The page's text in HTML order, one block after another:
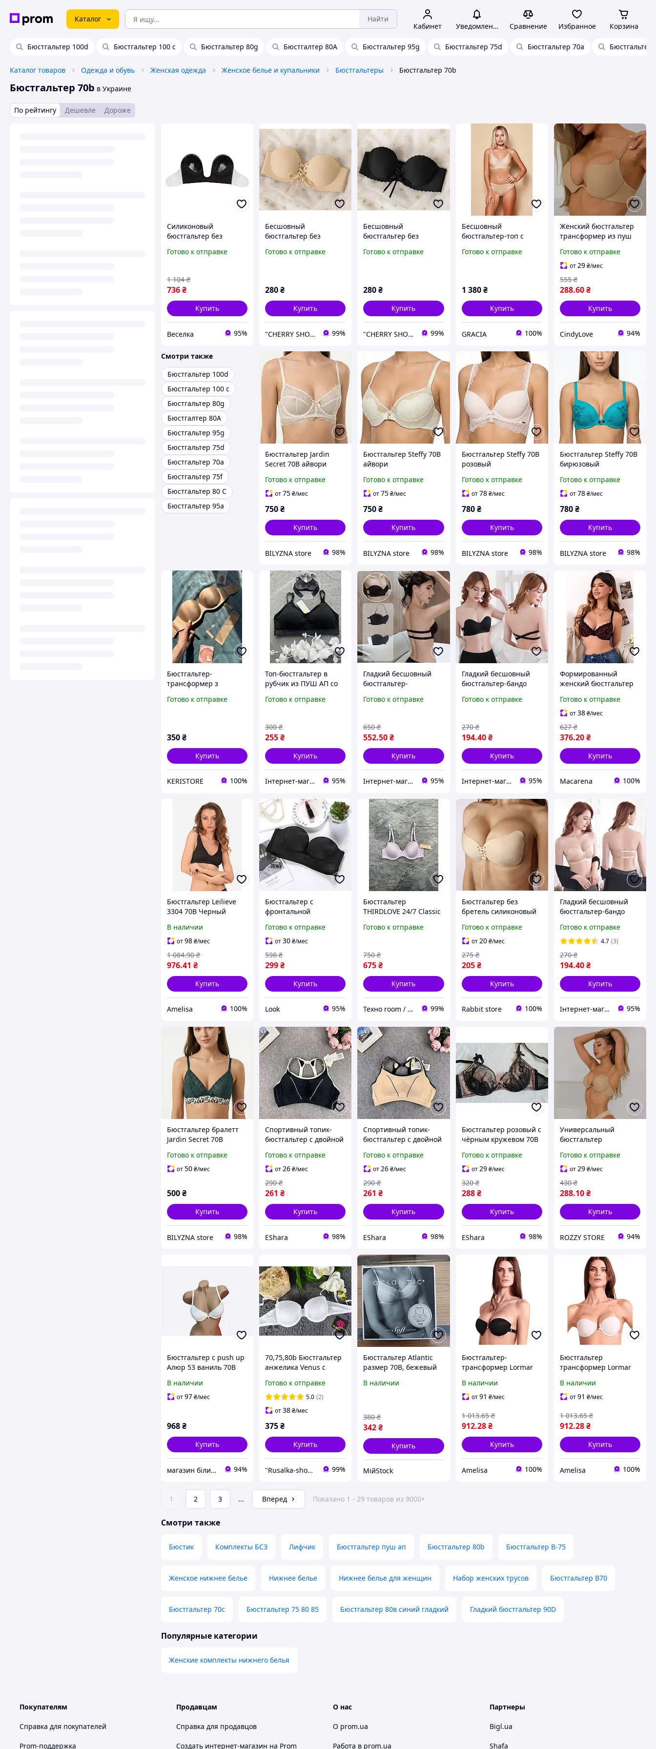
Каталог Найти
Кабинет Уведомления Сравнение Избранное Корзина
Бюстгальтер 100d Бюстгальтер 100 с Бюстгальтер 80g Бюстгалтер 80А Бюстгальтер 95g Бюстгальтер 75d Бюстгальтер 70а Бюстгальтер
Каталог товаров Одежда и обувь Женская одежда Женское белье и купальники Бюстгальтеры Бюстгальтер 70b
Бюстгальтер 70b в Украине
По рейтингу Дешевле Дороже
Силиконовый
бюстгальтер без
вырезом для вечерних
Черный C 32/70C
34/75C 36/80B 40/90B
FLAME
Готово к отправке
736₴
1 104 ₴
Купить
Веселка 95%
Бесшовный
бюстгальтер без
апом. Бежевый (на
Готово к отправке
280₴
Купить
"CHERRY SHOP" Косметика, женская одежда и аксессуары 99%
Бесшовный
бюстгальтер без
апом. Черный (на
Готово к отправке
280₴
Купить
"CHERRY SHOP" Косметика, женская одежда и аксессуары 99%
Бесшовный
бюстгальтер-топ с
бретелях без косточек
Готово к отправке
1 380 ₴
Купить
GRACIA 100%
Женский бюстгальтер
трансформер из пуш
глубокого декольте с
дополнительной
бретелькой Бежевый
70B
Готово к отправке
от29₴/мес
288.60₴
555 ₴
Купить
CindyLove 94%
Смотри также
Бюстгальтер 100d
Бюстгальтер 100 с
Бюстгальтер 80g
Бюстгалтер 80А
Бюстгальтер 95g
Бюстгальтер 75d
Бюстгальтер 70а
Бюстгальтер 75f
Бюстгальтер 80 С
Бюстгальтер 95а
Бюстгальтер Jardin
Secret 70B айвори
Готово к отправке
от75₴/мес
750₴
Купить
BILYZNA store 98%
Бюстгальтер Steffy 70B
айвори
Готово к отправке
от75₴/мес
750₴
Купить
BILYZNA store 98%
Бюстгальтер Steffy 70B
розовый
Готово к отправке
от78 ₴/мес
780 ₴
Купить
BILYZNA store 98%
Бюстгальтер Steffy 70B
бирюзовый
Готово к отправке
от78₴/мес
780₴
Купить
BILYZNA store 98%
Бюстгальтер-
трансформер з
збільшенням грудей
Готово к отправке
350₴
Купить
KERISTORE 100%
Топ-бюстгальтер в
рубчик из ПУШ АП со
крючках черный
Готово к отправке
255₴
300 ₴
Купить
Інтернет-магазин товарів для дому "The Rechi" 95%
Гладкий бесшовный
бюстгальтер-
ТРОЙНЫМ ПУШ АП
Готово к отправке
552.50₴
650 ₴
Купить
Інтернет-магазин товарів для дому "The Rechi" 95%
Гладкий бесшовный
бюстгальтер-бандо
черный 70АВ-75АВ
Готово к отправке
194.40 ₴
270 ₴
Купить
Інтернет-магазин товарів для дому "The Rechi" 95%
Формированный
женский бюстгальтер
эффектом push up
Elegant Comfort (1998-
Macarena (70B)
Готово к отправке
от38₴/мес
376.20₴
627 ₴
Купить
Macarena 100%
Бюстгальтер Leilieve
3304 70B Черный
В наличии
от98₴/мес
976.41 ₴
1 084.90 ₴
Купить
Amelisa 100%
Бюстгальтер с
фронтальной
спереди и сзади,
Черный 70A/B
Готово к отправке
от30₴/мес
299₴
598 ₴
Купить
Look 95%
Бюстгальтер
THIRDLOVE 24/7 Classic
Размер 34H - 75H
Готово к отправке
675₴
750 ₴
Купить
Техно room / Brenda Lingerie 99%
Бюстгальтер без
бретель силиконовый
(85A, 70B, 75B, 80B, 70C)
Готово к отправке
от20 ₴/мес
205 ₴
275 ₴
Купить
Rabbit store 100%
Гладкий бесшовный
бюстгальтер-бандо
бежевый 70АВ-75АВ
Готово к отправке
4.7 (3)
194.40₴
270 ₴
Купить
Інтернет-магазин товарів для дому "The Rechi" 95%
Бюстгальтер бралетт
Jardin Secret 70B
Готово к отправке
от50₴/мес
500₴
Купить
BILYZNA store 98%
Спортивный топик-
бюстгальтер с двойной
Готово к отправке
от26₴/мес
261 ₴
290 ₴
Купить
EShara 98%
Спортивный топик-
бюстгальтер с двойной
бежевый
Готово к отправке
от26₴/мес
261 ₴
290 ₴
Купить
EShara 98%
Бюстгальтер розовый с
чёрным кружевом 70B
Готово к отправке
от29 ₴/мес
288 ₴
320 ₴
Купить
EShara 98%
Универсальный
бюстгальтер
двойным пушапом
гладкий бюст пуш ап
для глубокого декольте
Бежевый 70B
Готово к отправке
от29₴/мес
288.10₴
430 ₴
Купить
ROZZY STORE 94%
Бюстгальтер с push up
Алюр 53 ваниль 70B
В наличии
от97₴/мес
968₴
Купить
магазин білизни та купальників Чарівна пані 94%
70,75,80b Бюстгальтер
анжелика Venus с
чашка b лифчик
балконет супер
усиленный push-up 2
размер груди белый
0705
Готово к отправке
5.0 (2)
от38₴/мес
375₴
Купить
"Rusalka-shop" - інтернет магазин спідньої жіночої білизни 99%
Бюстгальтер Atlantic
размер 70B, бежевый
В наличии
342₴
380 ₴
Купить
МійStock
Бюстгальтер-
трансформер Lormar
В наличии
от91 ₴/мес
912.28 ₴
1 013.65 ₴
Купить
Amelisa 100%
Бюстгальтер
трансформер Lormar
В наличии
от91 ₴/мес
912.28₴
1 013.65 ₴
Купить
Amelisa 100%
1 2 3 ... Вперед Показано 1 - 29 товаров из 9000+
Смотри также
Бюстик Комплекты БСЗ Лифчик Бюстгальтер пуш ап Бюстгальтер 80b Бюстгальтер В-75
Женское нижнее белье Нижнее белье Нижнее белье для женщин Набор женских трусов Бюстгальтер В70
Бюстгальтер 70с Бюстгальтер 75 80 85 Бюстгальтер 80в синий гладкий Гладкий бюстгальтер 90D
Популярные категории
Женские комплекты нижнего белья
Покупателям
Справка для покупателей
Prom-поддержка
Продавцам
Справка для продавцов
Создать интернет-магазин на Prom
О нас
О prom.ua
Работа в prom.ua
Партнеры
Bigl.ua
Shafa